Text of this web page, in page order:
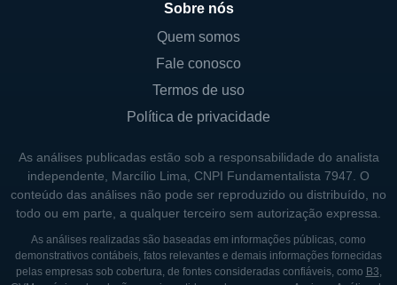
Sobre nós
Quem somos
Fale conosco
Termos de uso
Política de privacidade
As análises publicadas estão sob a responsabilidade do analista
independente, Marcílio Lima, CNPI Fundamentalista 7947. O
conteúdo das análises não pode ser reproduzido ou distribuído, no
todo ou em parte, a qualquer terceiro sem autorização expressa.
As análises realizadas são baseadas em informações públicas, como
demonstrativos contábeis, fatos relevantes e demais informações fornecidas
pelas empresas sob cobertura, de fontes consideradas confiáveis, como B3,